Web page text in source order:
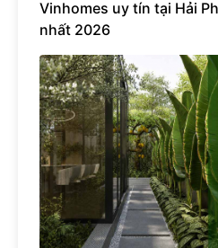
Vinhomes uy tín tại Hải
nhất 2026